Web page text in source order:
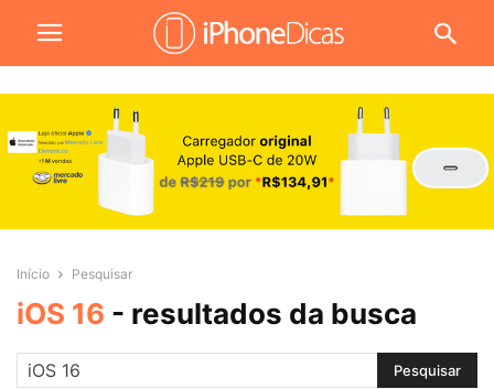
Início Pesquisar
iOS 16 - resultados da busca